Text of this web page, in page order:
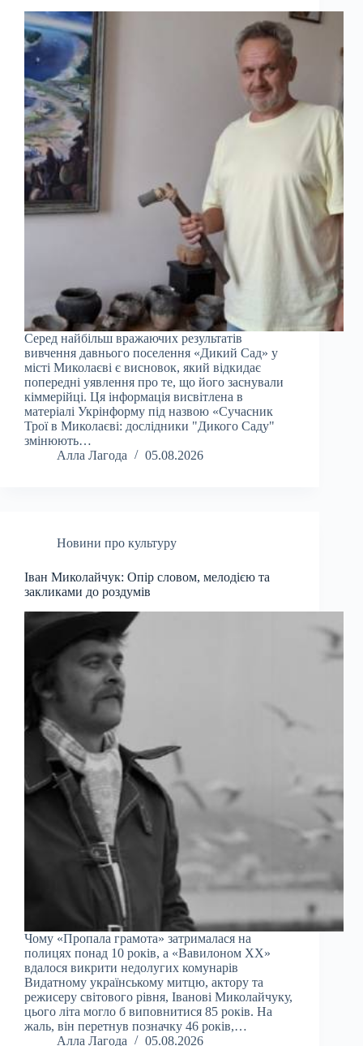
Серед найбільш вражаючих результатів
вивчення давнього поселення «Дикий Сад» у
місті Миколаєві є висновок, який відкидає
попередні уявлення про те, що його заснували
кіммерійці. Ця інформація висвітлена в
матеріалі Укрінформу під назвою «Сучасник
Трої в Миколаєві: дослідники "Дикого Саду"
змінюють…
Алла Лагода
05.08.2026
Новини про культуру
Іван Миколайчук: Опір словом, мелодією та
закликами до роздумів
Чому «Пропала грамота» затрималася на
полицях понад 10 років, а «Вавилоном ХХ»
вдалося викрити недолугих комунарів
Видатному українському митцю, актору та
режисеру світового рівня, Іванові Миколайчуку,
цього літа могло б виповнитися 85 років. На
жаль, він перетнув позначку 46 років,…
Алла Лагода
05.08.2026